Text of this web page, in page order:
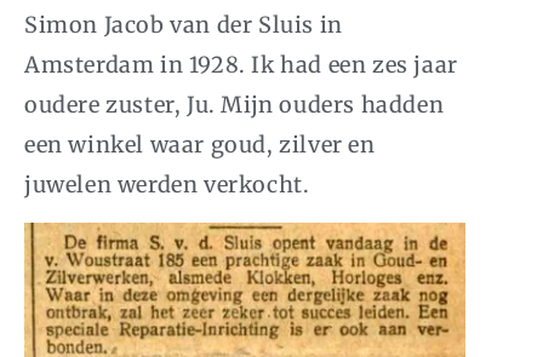
Simon Jacob van der Sluis in
Amsterdam in 1928. Ik had een zes jaar
oudere zuster, Ju. Mijn ouders hadden
een winkel waar goud, zilver en
juwelen werden verkocht.